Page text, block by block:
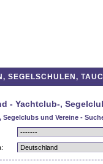
SEGELSCHULEN,
- Yachtclub-,
Segelclubs und Vereine -